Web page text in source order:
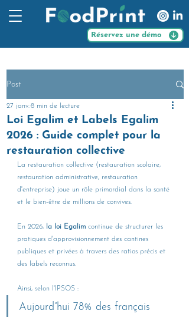
Réservez une démo
Post
Loi Egalim et Labels Egalim
2026 : Guide complet pour la
restauration collective
27 janv.8 min de lecture
La restauration collective (restauration scolaire,
restauration administrative, restauration
d'entreprise) joue un rôle primordial dans la santé
et le bien-être de millions de convives.
En 2026, la loi Egalim continue de structurer les
pratiques d'approvisionnement des cantines
publiques et privées à travers des ratios précis et
des labels reconnus.
Ainsi, selon l'IPSOS :
Aujourd”hui 78% des français